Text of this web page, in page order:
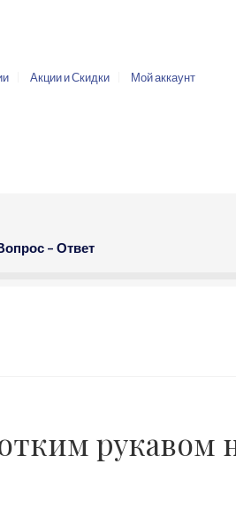
Акции и Скидки Мой аккаунт
– Ответ
рукавом